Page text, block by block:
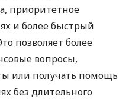
приоритетное
и более быстрый
позволяет более
вопросы,
или получать помощь
без длительного